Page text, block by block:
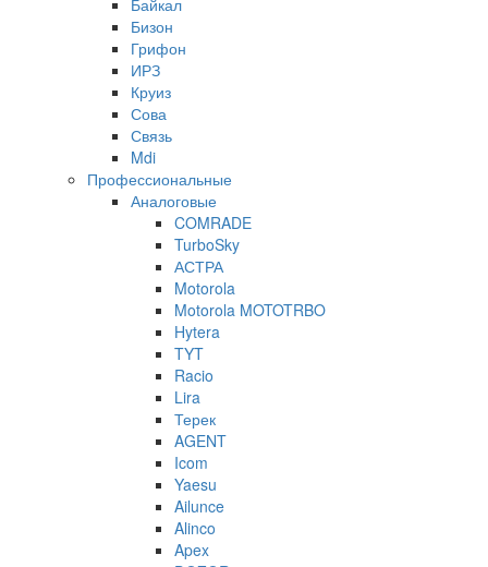
Бизон
Грифон
ИРЗ
Круиз
Сова
Связь
Mdi
Профессиональные
Аналоговые
COMRADE
TurboSky
АСТРА
Motorola
Motorola MOTOTRBO
Hytera
TYT
Racio
Lira
Терек
AGENT
Icom
Yaesu
Ailunce
Alinco
Apex